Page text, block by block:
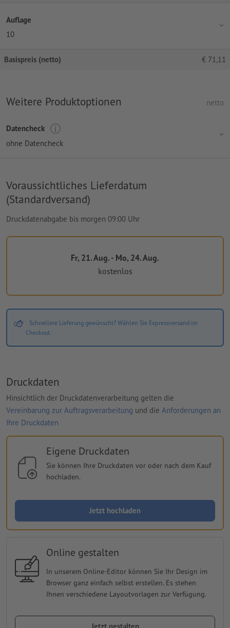
Auflage
10
Basispreis (netto) € 71,11
Weitere Produktoptionen netto
Datencheck
ohne Datencheck
Voraussichtliches Lieferdatum
(Standardversand)
Druckdatenabgabe bis morgen 09:00 Uhr
Fr, 21. Aug. - Mo, 24. Aug.
kostenlos
Schnellere Lieferung gewünscht? Wählen Sie Expressversand im
Checkout.
Druckdaten
Hinsichtlich der Druckdatenverarbeitung gelten die
Vereinbarung zur Auftragsverarbeitung und die Anforderungen an
Ihre Druckdaten
Eigene Druckdaten
Sie können Ihre Druckdaten vor oder nach dem Kauf
hochladen.
Jetzt hochladen
Online gestalten
In unserem Online-Editor können Sie Ihr Design im
Browser ganz einfach selbst erstellen. Es stehen
Ihnen verschiedene Layoutvorlagen zur Verfügung.